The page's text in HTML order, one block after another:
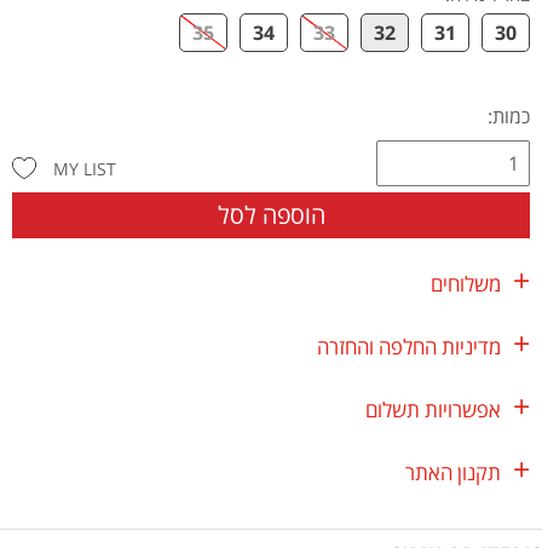
30
31
32
33
34
35
כמות:
הוספה לסל
MY LIST
משלוחים
מדיניות החלפה והחזרה
אפשרויות תשלום
תקנון האתר